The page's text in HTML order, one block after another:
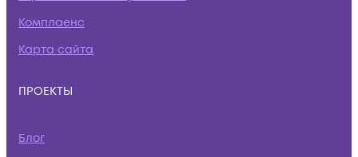
Комплаенс
Карта сайта
ПРОЕКТЫ
Блог